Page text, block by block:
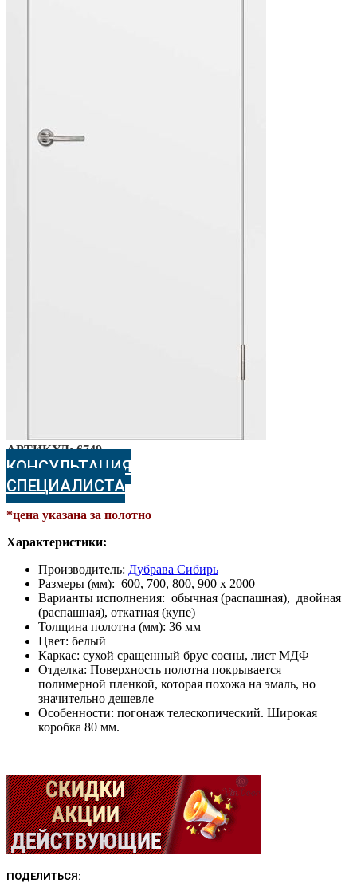
АРТИКУЛ:6749
КОНСУЛЬТАЦИЯ
СПЕЦИАЛИСТА
*цена указана за полотно
Характеристики:
Производитель: Дубрава Сибирь
Размеры (мм): 600, 700, 800, 900 х 2000
Варианты исполнения: обычная (распашная), двойная
(распашная), откатная (купе)
Толщина полотна (мм): 36 мм
Цвет: белый
Каркас: сухой сращенный брус сосны, лист МДФ
Отделка: Поверхность полотна покрывается
полимерной пленкой, которая похожа на эмаль, но
значительно дешевле
Особенности: погонаж телескопический. Широкая
коробка 80 мм.
ПОДЕЛИТЬСЯ: